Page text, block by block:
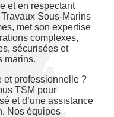
et en respectant
Sous-Marins
met son expertise
complexes,
sécurisées et
marins.
et professionnelle ?
TSM pour
et d’une assistance
Nos équipes